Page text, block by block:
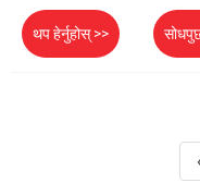
थप हेर्नुहोस् >>